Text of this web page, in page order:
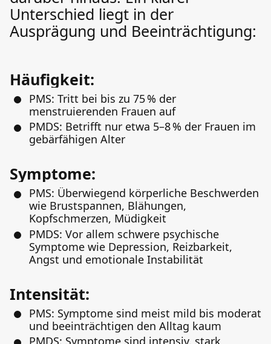
Unterschied liegt in der
Ausprägung und Beeinträchtigung:
Häufigkeit:
PMS: Tritt bei bis zu 75 % der
menstruierenden Frauen auf
PMDS: Betrifft nur etwa 5–8 % der Frauen im
gebärfähigen Alter
Symptome:
PMS: Überwiegend körperliche Beschwerden
wie Brustspannen, Blähungen,
Kopfschmerzen, Müdigkeit
PMDS: Vor allem schwere psychische
Symptome wie Depression, Reizbarkeit,
Angst und emotionale Instabilität
Intensität:
PMS: Symptome sind meist mild bis moderat
und beeinträchtigen den Alltag kaum
PMDS: Symptome sind intensiv, stark